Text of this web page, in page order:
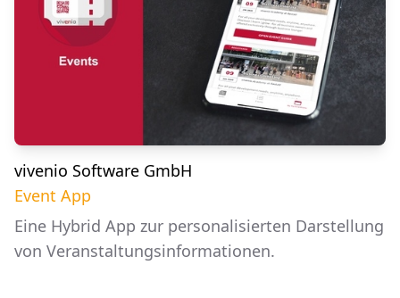
vivenio Software GmbH
Event App
Eine Hybrid App zur personalisierten Darstellung
von Veranstaltungsinformationen.